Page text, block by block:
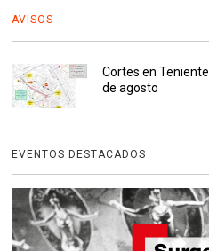
AVISOS
Cortes en
de agosto
EVENTOS DESTACADOS